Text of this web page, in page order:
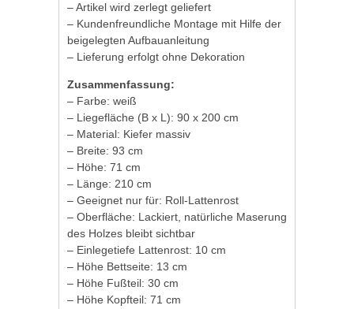
– Artikel wird zerlegt geliefert
– Kundenfreundliche Montage mit Hilfe der
beigelegten Aufbauanleitung
– Lieferung erfolgt ohne Dekoration
Zusammenfassung:
– Farbe: weiß
– Liegefläche (B x L): 90 x 200 cm
– Material: Kiefer massiv
– Breite: 93 cm
– Höhe: 71 cm
– Länge: 210 cm
– Geeignet nur für: Roll-Lattenrost
– Oberfläche: Lackiert, natürliche Maserung
des Holzes bleibt sichtbar
– Einlegetiefe Lattenrost: 10 cm
– Höhe Bettseite: 13 cm
– Höhe Fußteil: 30 cm
– Höhe Kopfteil: 71 cm